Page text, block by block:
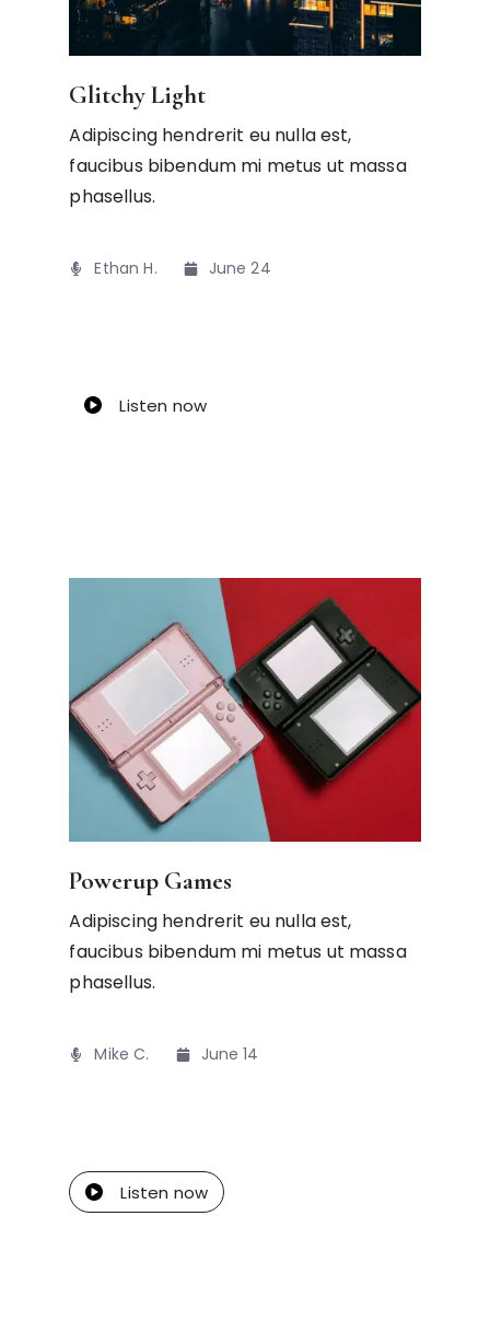
Glitchy Light
Adipiscing hendrerit eu nulla est,
faucibus bibendum mi metus ut massa
phasellus.
Ethan H. June 24
Listen now
Powerup Games
Adipiscing hendrerit eu nulla est,
faucibus bibendum mi metus ut massa
phasellus.
Mike C.​ June 14
Listen now